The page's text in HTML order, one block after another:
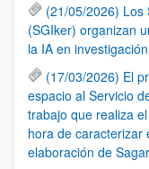
(21/05/2026) Los
(SGIker) organizan
la IA en
(17/03/2026) El
espacio al Servicio
trabajo que realiza
hora de caracterizar
elaboración de